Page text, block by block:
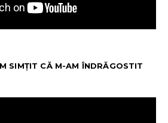
SIMȚIT CĂ M-AM ÎNDRĂGOSTIT